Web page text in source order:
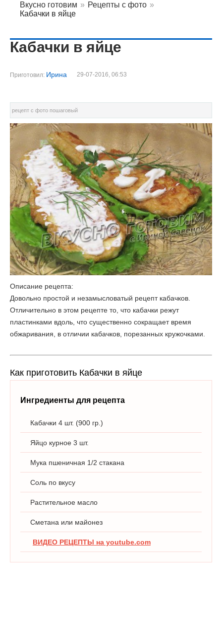
Вкусно готовим » Рецепты с фото »
Кабачки в яйце
Кабачки в яйце
Приготовил: Ирина 29-07-2016, 06:53
рецепт с фото пошаговый
Описание рецепта:
Довольно простой и незамысловатый рецепт кабачков.
Отличительно в этом рецепте то, что кабачки режут
пластинками вдоль, что существенно сокращает время
обжаривания, в отличии кабачков, порезанных кружочками.
Как приготовить Кабачки в яйце
Ингредиенты для рецепта
Кабачки 4 шт. (900 гр.)
Яйцо курное 3 шт.
Мука пшеничная 1/2 стакана
Соль по вкусу
Растительное масло
Сметана или майонез
ВИДЕО РЕЦЕПТЫ на youtube.com